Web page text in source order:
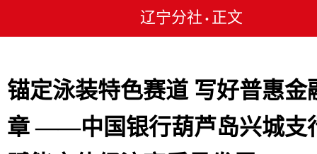
辽宁分社 • 正文
锚定泳装特色赛道 写好普惠金
章 ——中国银行葫芦岛兴城支